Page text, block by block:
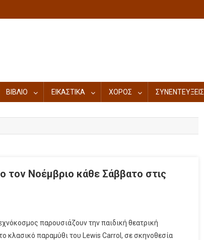
ΒΙΒΛΙΟ ΕΙΚΑΣΤΙΚΑ ΧΟΡΟΣ ΣΥΝΕΝΤΕΥΞΕΙΣ
Νοέμβριο κάθε Σάββατο στις
παρουσιάζουν την παιδική θεατρική
παραμύθι του Lewis Carrol, σε σκηνοθεσία